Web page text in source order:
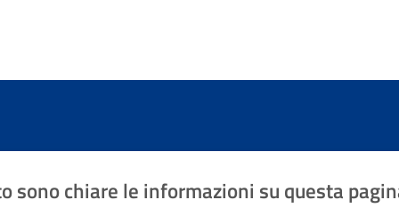
sono chiare le informazioni su questa